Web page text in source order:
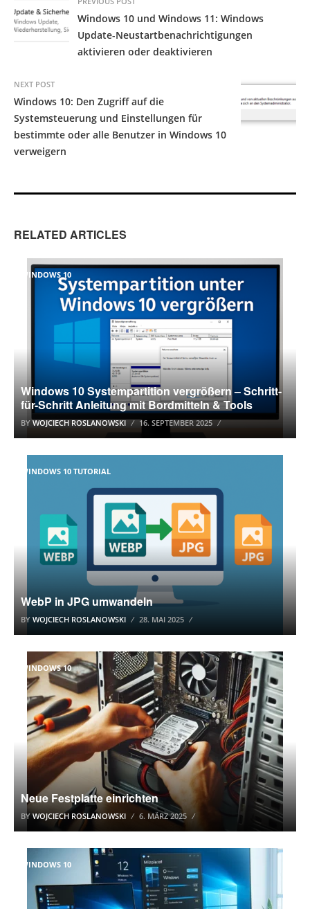
Windows 10 und Windows 11: Windows
Update-Neustartbenachrichtigungen
aktivieren oder deaktivieren
NEXT POST
Windows 10: Den Zugriff auf die
Systemsteuerung und Einstellungen für
bestimmte oder alle Benutzer in Windows 10
verweigern
RELATED ARTICLES
WINDOWS 10
Windows 10 Systempartition vergrößern – Schritt-
für-Schritt Anleitung mit Bordmitteln & Tools
BYWOJCIECH ROSLANOWSKI 16. SEPTEMBER 2025
WINDOWS 10 TUTORIAL
WebP in JPG umwandeln
BY WOJCIECH ROSLANOWSKI 28. MAI 2025
WINDOWS 10
Neue Festplatte einrichten
BYWOJCIECH ROSLANOWSKI 6. MÄRZ 2025
WINDOWS 10